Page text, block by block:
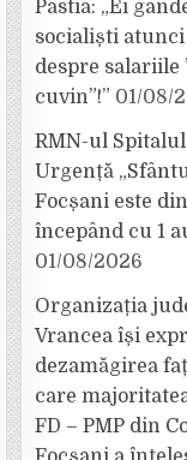
Pastia: „Ei
socialiști atunci
despre salariile
cuvin”!” 01/08/
RMN-ul
Urgență
Focșani este
începând cu 1
01/08/2026
Organizația
Vrancea își
dezamăgirea
care
FD – PMP din